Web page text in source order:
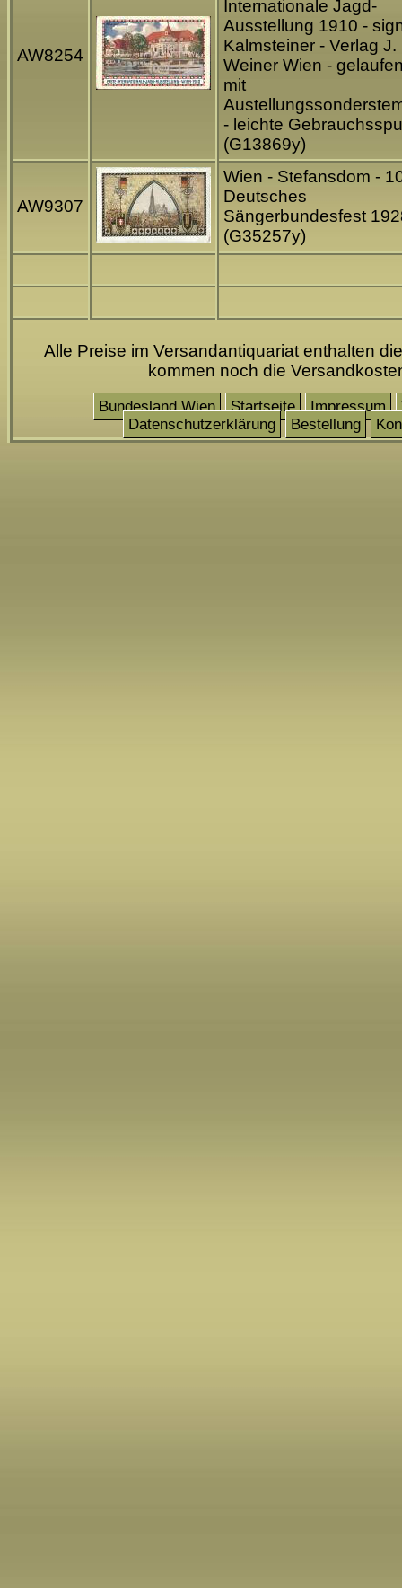
AW8254
Internationale Jagd-
Ausstellung 1910 -
Kalmsteiner - Verlag J.
Weiner Wien -
mit
- leichte
(G13869y)
AW9307
Wien - Stefansdom -
Deutsches
Sängerbundesfest
(G35257y)
Alle Preise im Versandantiquariat enthalten
kommen noch die
Bundesland Wien Startseite Impressum
Datenschutzerklärung
Bestellung